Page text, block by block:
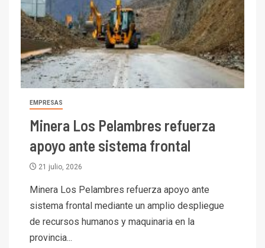
EMPRESAS
Minera Los Pelambres refuerza
apoyo ante sistema frontal
21 julio, 2026
Minera Los Pelambres refuerza apoyo ante
sistema frontal mediante un amplio despliegue
de recursos humanos y maquinaria en la
provincia...